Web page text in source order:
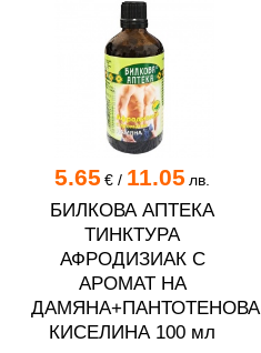
5.65 € / 11.05 лв.
БИЛКОВА АПТЕКА
ТИНКТУРА
АФРОДИЗИАК С
АРОМАТ НА
ДАМЯНА+ПАНТОТЕНОВА
КИСЕЛИНА 100 мл